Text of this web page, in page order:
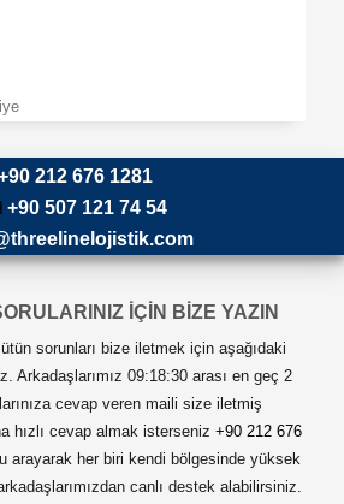
212 676 1281
+90 507 121 74 54
İÇİN BİZE YAZIN
sorunları bize iletmek için aşağıdaki
Arkadaşlarımız 09:18:30 arası en geç 2
cevap veren maili size iletmiş
hızlı cevap almak isterseniz +90 212 676
arayarak her biri kendi bölgesinde yüksek
canlı destek alabilirsiniz.